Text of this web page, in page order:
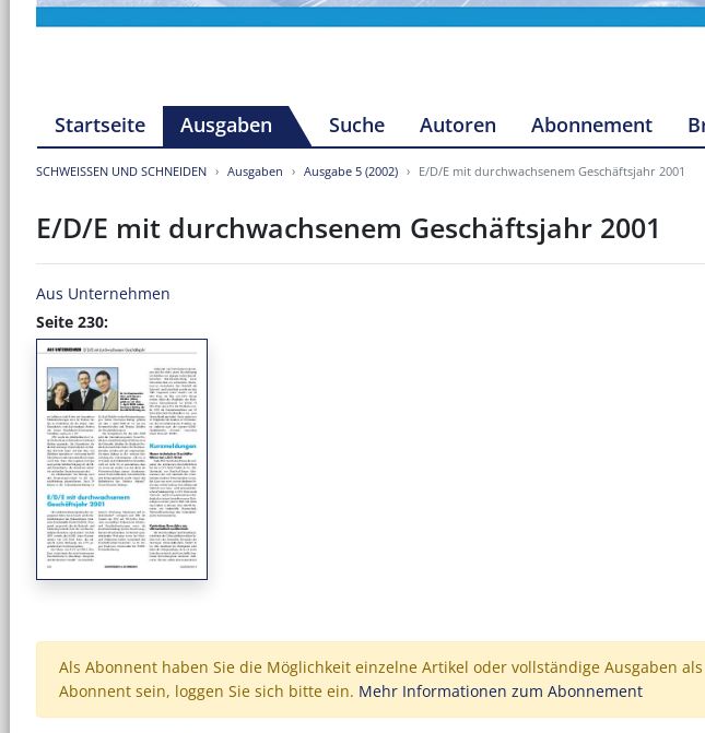
Startseite Ausgaben Suche Autoren Abonnement
SCHWEISSEN UND SCHNEIDEN Ausgaben Ausgabe 5 (2002) E/D/E mit durchwachsenem Geschäftsjahr 2001
E/D/E mit durchwachsenem Geschäftsjahr 2001
Aus Unternehmen
Seite 230:
Als Abonnent haben Sie die Möglichkeit einzelne Artikel oder vollständige Ausgaben
Abonnent sein, loggen Sie sich bitte ein. Mehr Informationen zum Abonnement